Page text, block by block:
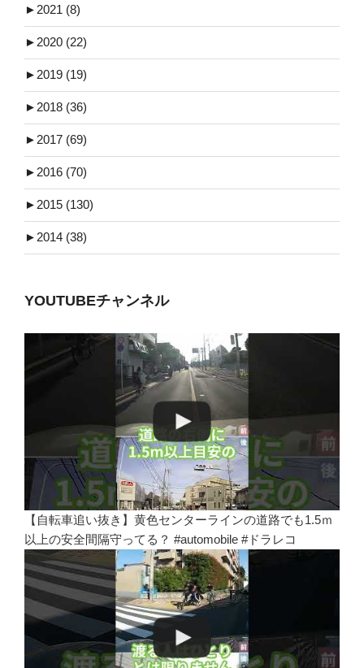
► 2021 (8)
► 2020 (22)
► 2019 (19)
► 2018 (36)
► 2017 (69)
► 2016 (70)
► 2015 (130)
► 2014 (38)
YOUTUBEチャンネル
【自転車追い抜き】黄色センターラインの道路でも1.5ｍ
以上の安全間隔守ってる？ #automobile #ドラレコ